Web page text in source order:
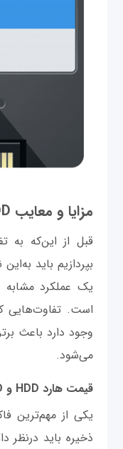
مزایا و معایب HDD و SSD
قبل از این‌که به
بپردازیم باید
یک عملکرد مشابه
است. تفاوت‌هایی
وجود دارد باعث
می‌شود.
قیمت هارد HDD و SDD
یکی از مهم‌ترین
ذخیره باید درنظر